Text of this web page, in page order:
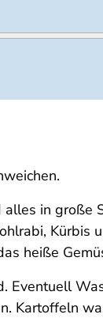
in große
Kürbis
heiße
Eventuell
Kartoffeln